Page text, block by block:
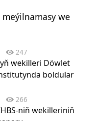
we
247
wekilleri Döwlet
boldular
266
niň wekilleriniň